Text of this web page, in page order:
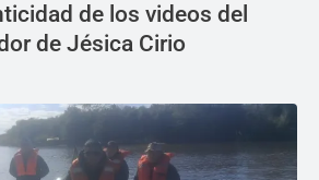
de los videos del
de Jésica Cirio